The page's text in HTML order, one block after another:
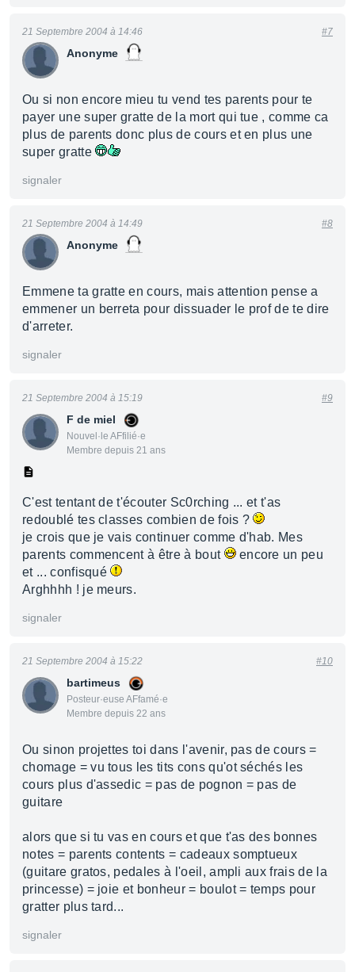
Anonyme
21 Septembre 2004 à 14:46 #7
Ou si non encore mieu tu vend tes parents pour te
payer une super gratte de la mort qui tue , comme ca
plus de parents donc plus de cours et en plus une
super gratte
signaler
Anonyme
21 Septembre 2004 à 14:49 #8
Emmene ta gratte en cours, mais attention pense a
emmener un berreta pour dissuader le prof de te dire
d'arreter.
signaler
F de miel
Nouvel·le AFfilié·e
Membre depuis 21 ans
21 Septembre 2004 à 15:19 #9
C'est tentant de t'écouter Sc0rching ... et t'as
redoublé tes classes combien de fois ?
je crois que je vais continuer comme d'hab. Mes
parents commencent à être à bout
encore un peu
et ... confisqué
Arghhhh ! je meurs.
signaler
bartimeus
Posteur·euse AFfamé·e
Membre depuis 22 ans
21 Septembre 2004 à 15:22 #10
Ou sinon projettes toi dans l'avenir, pas de cours =
chomage = vu tous les tits cons qu'ot séchés les
cours plus d'assedic = pas de pognon = pas de
guitare
alors que si tu vas en cours et que t'as des bonnes
notes = parents contents = cadeaux somptueux
(guitare gratos, pedales à l'oeil, ampli aux frais de la
princesse) = joie et bonheur = boulot = temps pour
gratter plus tard...
signaler